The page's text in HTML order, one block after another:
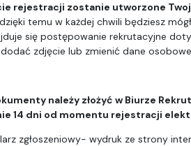
rejestracji zostanie utworzone
dzięki temu w każdej chwili będziesz
się postępowanie rekrutacyjne
dodać zdjęcie lub zmienić dane osobowe.
należy złożyć w Biurze
14 dni od momentu rejestracji
zgłoszeniowy- wydruk ze strony